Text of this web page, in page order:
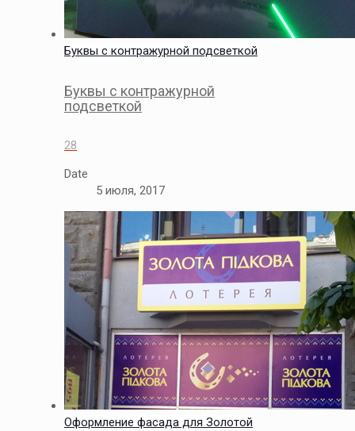
Буквы с контражурной подсветкой
Буквы с контражурной
подсветкой
28
Date
5 июля, 2017
Оформление фасада для Золотой